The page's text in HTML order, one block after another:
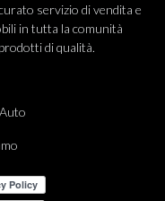
servizio di vendita e
in tutta la comunità
di qualità.